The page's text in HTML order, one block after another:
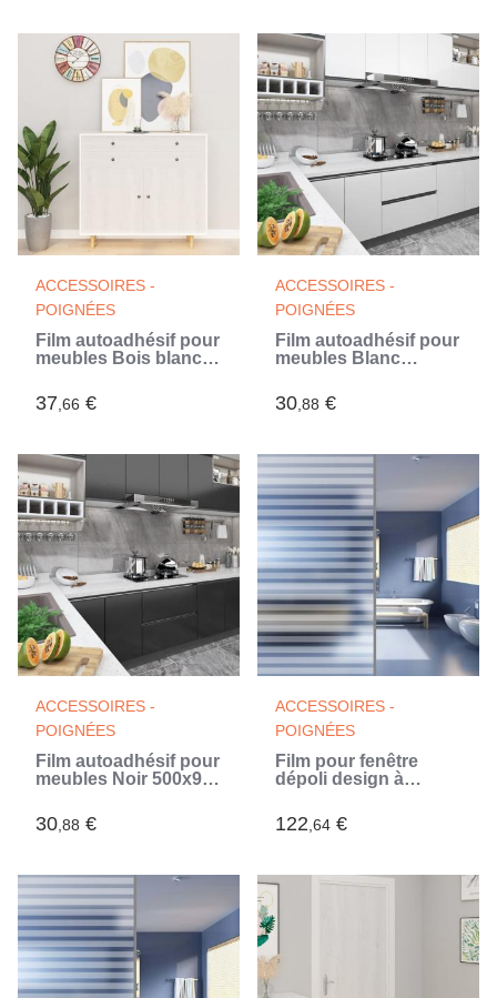
ACCESSOIRES -
POIGNÉES
Film autoadhésif pour
meubles Bois blanc
(Blanc)
37,66 €
ACCESSOIRES -
POIGNÉES
Film autoadhésif pour
meubles Blanc
(Blanc)
30,88 €
ACCESSOIRES -
POIGNÉES
Film autoadhésif pour
meubles Noir 500x90
30,88 €
ACCESSOIRES -
POIGNÉES
Film pour fenêtre
dépoli design à
(Blanc)
122,64 €